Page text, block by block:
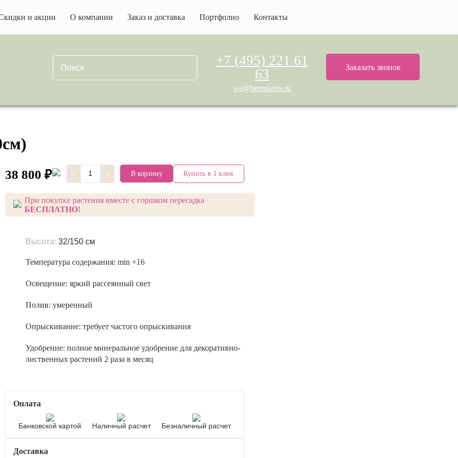
и акции О компании Заказ и доставка Портфолио Контакты
+7 (495) 221 61
63
we@bestplants.ru
Заказать звонок
38 800 ₽ - + В корзину Купить в 1 клик
При покупке растения вместе с горшком пересадка
БЕСПЛАТНО!
Высота: 32/150 см
Температура содержания: min +16
Освещение: яркий рассеянный свет
Полив: умеренный
Опрыскивание: требует частого опрыскивания
Удобрение: полное минеральное удобрение для декоративно-
лиственных растений 2 раза в месяц
Оплата
Банковской картой Наличный расчет Безналичный расчет
Доставка